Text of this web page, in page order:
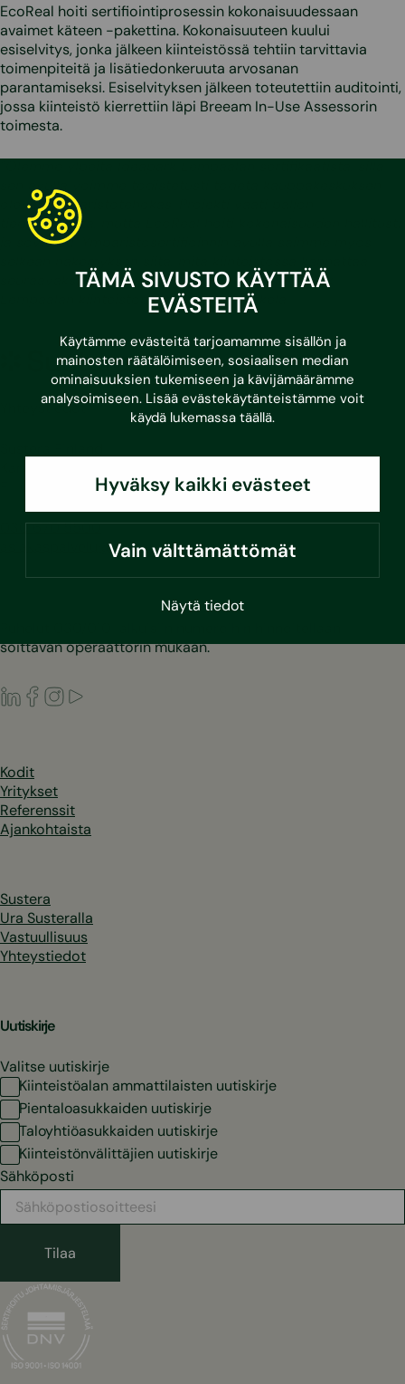
TÄMÄ SIVUSTO KÄYTTÄÄ
EVÄSTEITÄ
Käytämme evästeitä tarjoamamme sisällön ja
mainosten räätälöimiseen, sosiaalisen median
ominaisuuksien tukemiseen ja kävijämäärämme
analysoimiseen. Lisää evästekäytänteistämme voit
käydä lukemassa täällä.
Hyväksy kaikki evästeet
Vain välttämättömät
Näytä tiedot
EcoReal hoiti sertifiointiprosessin kokonaisuudessaan
avaimet käteen -pakettina. Kokonaisuuteen kuului
esiselvitys, jonka jälkeen kiinteistössä tehtiin tarvittavia
toimenpiteitä ja lisätiedonkeruuta arvosanan
parantamiseksi. Esiselvityksen jälkeen toteutettiin auditointi,
jossa kiinteistö kierrettiin läpi Breeam In-Use Assessorin
toimesta.
sen avulla voimme todistetusti todeta kauppakeskuksen
olevan ympäristötehokas. Projekti vaati paljon
tiedonkeruuta, mutta EcoReal hoiti kokonaisuuden hallitusti
ja sovitusti. Ympäristösertifioinnin avulla saimme myös
seuraavaksi lähteä kehittämään”, kertoo Ideapark
Lempäälän kiinteistöpäällikkö Tero Mäkelä.
Yhteystiedot
FI-00380 Helsinki
030 670 5500
asiakaspalvelu@sustera.com
soittavan operaattorin mukaan.
LinkedIn
Facebook
Instagram
Kodit
Yritykset
Referenssit
Ajankohtaista
Sustera
Ura Susteralla
Vastuullisuus
Yhteystiedot
Uutiskirje
Valitse uutiskirje
Kiinteistöalan ammattilaisten uutiskirje
Pientaloasukkaiden uutiskirje
Taloyhtiöasukkaiden uutiskirje
Kiinteistönvälittäjien uutiskirje
Sähköposti